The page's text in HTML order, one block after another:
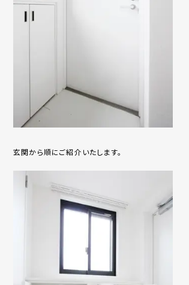
玄関から順にご紹介いたします。